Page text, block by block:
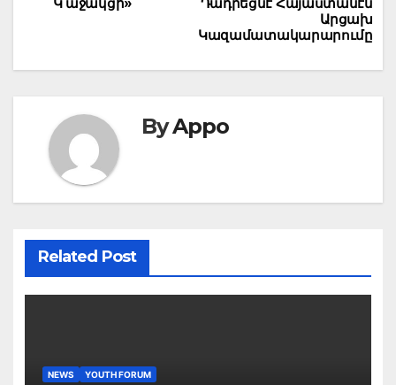
Արցախ
Կազամատակարարումը
ByAppo
Related Post
NEWS YOUTH FORUM